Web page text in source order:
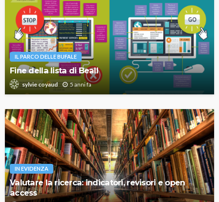
IL PARCO DELLE BUFALE
Fine della lista di Beall
sylvie coyaud 5 anni fa
IN EVIDENZA
Valutare la ricerca: indicatori, revisori e open
access